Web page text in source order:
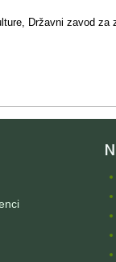
Državni zavod za